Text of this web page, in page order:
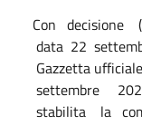
Con decisione
data 22
Gazzetta
settembre
stabilita la